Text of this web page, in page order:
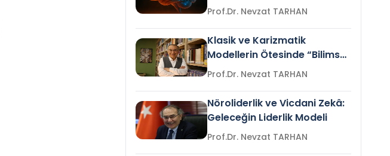
Prof.Dr. Nevzat TARHAN
Klasik ve Karizmatik
Modellerin Ötesinde “Bilimsel
Liderlik”
Prof.Dr. Nevzat TARHAN
Nöroliderlik ve Vicdani Zekâ:
Geleceğin Liderlik Modeli
Prof.Dr. Nevzat TARHAN